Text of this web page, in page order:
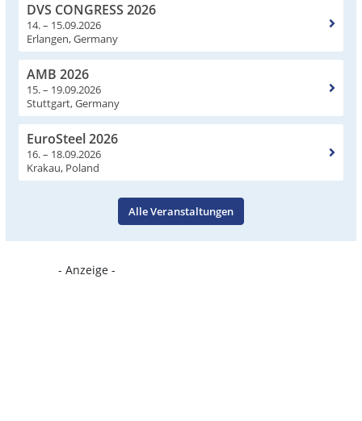
DVS CONGRESS 2026
14. – 15.09.2026
Erlangen, Germany
AMB 2026
15. – 19.09.2026
Stuttgart, Germany
EuroSteel 2026
16. – 18.09.2026
Krakau, Poland
Alle Veranstaltungen
- Anzeige -